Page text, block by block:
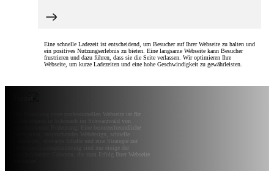
Eine schnelle Ladezeit ist entscheidend, um Besucher auf Ihrer Webseite zu halten und
ein positives Nutzungserlebnis zu bieten. Eine langsame Webseite kann Besucher
frustrieren und dazu führen, dass sie die Seite verlassen. Wir optimieren Ihre
Webseite, um kurze Ladezeiten und eine hohe Geschwindigkeit zu gewährleisten.
Die Erstellung einer professionellen Webseite ist für
Unternehmen in Schonach im Schwarzwald von
entscheidender Bedeutung. Eine benutzerfreundliche
Navigation, ansprechendes Webdesign, schnelle
Ladezeiten, relevante Inhalte und eine Strategie zur
Suchmaschinenoptimierung sind nur einige der
entscheidenden Faktoren, die zum Erfolg Ihrer Webseite